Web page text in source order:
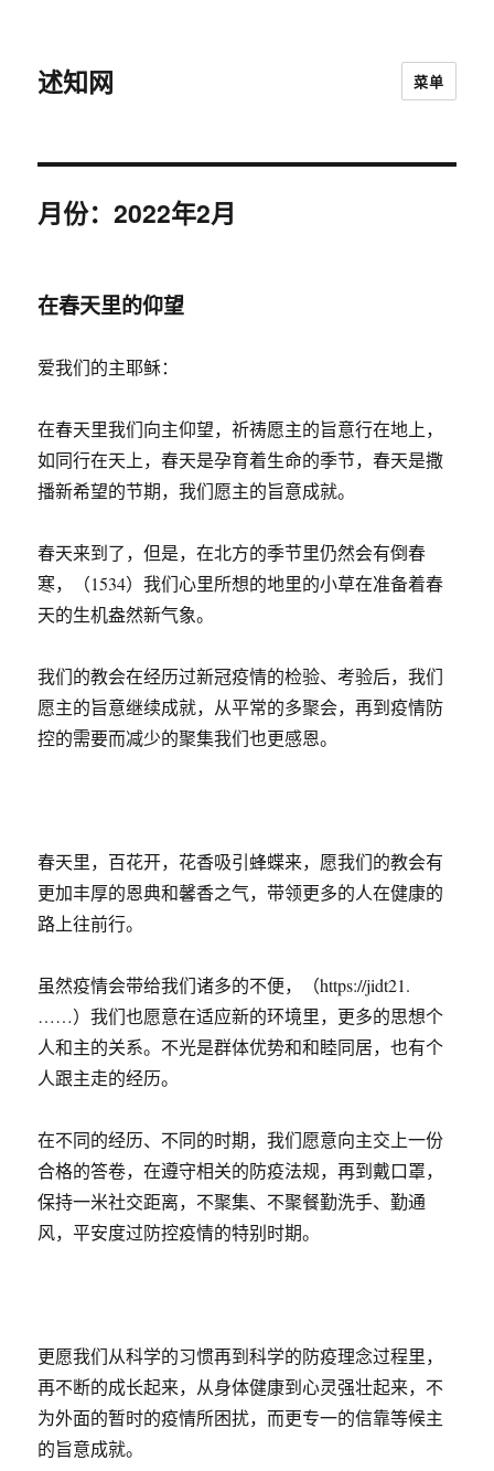
述知网 菜单
月份：2022年2月
在春天里的仰望
爱我们的主耶稣：
在春天里我们向主仰望，祈祷愿主的旨意行在地上，
如同行在天上，春天是孕育着生命的季节，春天是撒
播新希望的节期，我们愿主的旨意成就。
春天来到了，但是，在北方的季节里仍然会有倒春
寒，（1534）我们心里所想的地里的小草在准备着春
天的生机盎然新气象。
我们的教会在经历过新冠疫情的检验、考验后，我们
愿主的旨意继续成就，从平常的多聚会，再到疫情防
控的需要而减少的聚集我们也更感恩。
春天里，百花开，花香吸引蜂蝶来，愿我们的教会有
更加丰厚的恩典和馨香之气，带领更多的人在健康的
路上往前行。
虽然疫情会带给我们诸多的不便，（https://jidt21.
……）我们也愿意在适应新的环境里，更多的思想个
人和主的关系。不光是群体优势和和睦同居，也有个
人跟主走的经历。
在不同的经历、不同的时期，我们愿意向主交上一份
合格的答卷，在遵守相关的防疫法规，再到戴口罩，
保持一米社交距离，不聚集、不聚餐勤洗手、勤通
风，平安度过防控疫情的特别时期。
更愿我们从科学的习惯再到科学的防疫理念过程里，
再不断的成长起来，从身体健康到心灵强壮起来，不
为外面的暂时的疫情所困扰，而更专一的信靠等候主
的旨意成就。